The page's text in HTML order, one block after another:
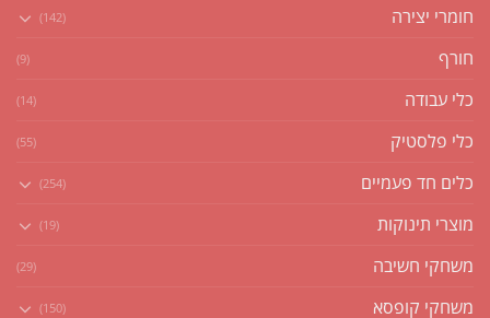
חומרי יצירה (142)
חורף (9)
כלי עבודה (14)
כלי פלסטיק (55)
כלים חד פעמיים (254)
מוצרי תינוקות (19)
משחקי חשיבה (29)
משחקי קופסא (150)